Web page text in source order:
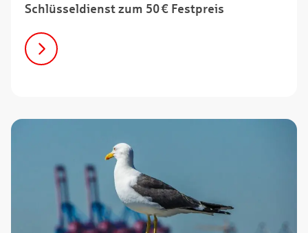
Schlüsseldienst zum 50 € Festpreis